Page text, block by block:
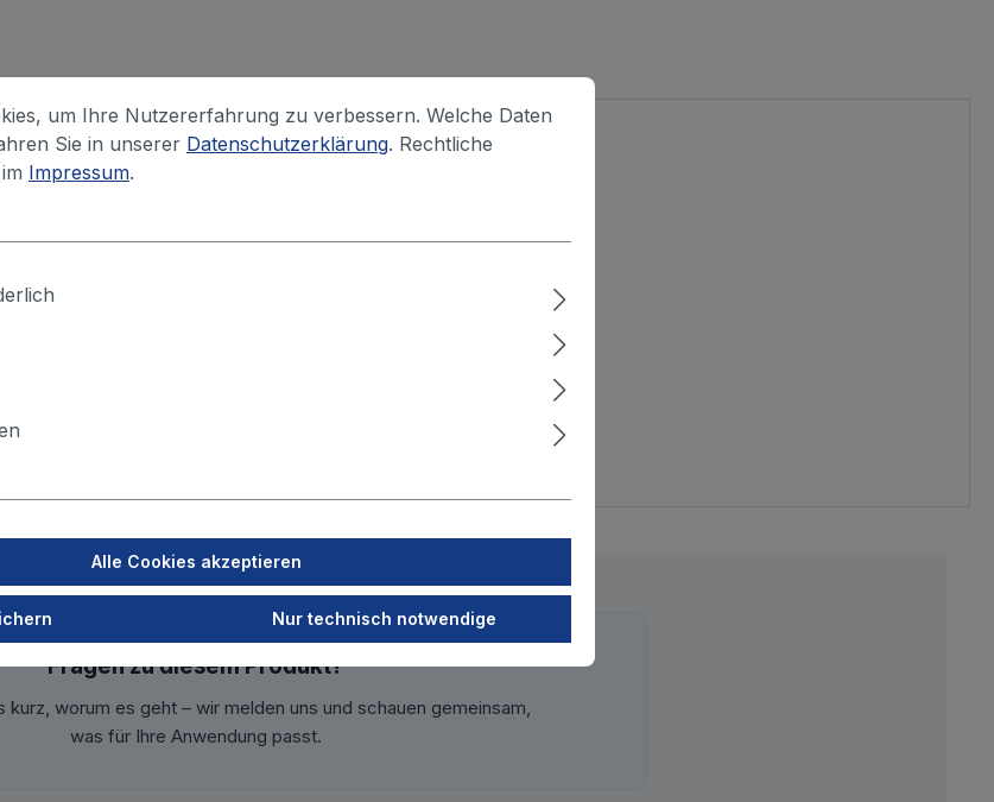
mit integriertem innenliegenden Stützkorb.
erhöht und deren
ca. 10g des NANNOX-Pulvers benötigt.
Fragen zu diesem Produkt?
kurz, worum es geht – wir melden uns und schauen gemeinsam,
was für Ihre Anwendung passt.
um Ihre Nutzererfahrung zu verbessern. Welche Daten
Sie in unserer Datenschutzerklärung. Rechtliche
Impressum.
Alle Cookies akzeptieren
Nur technisch notwendige